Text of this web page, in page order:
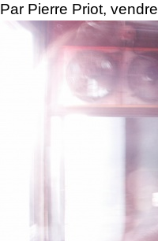
Par Pierre Priot,